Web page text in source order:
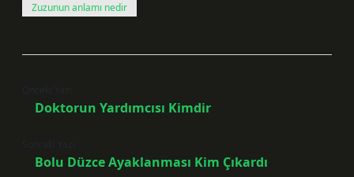
Zuzunun anlamı nedir
Önceki Yazı
Doktorun Yardımcısı Kimdir
Sonraki Yazı
Bolu Düzce Ayaklanması Kim Çıkardı